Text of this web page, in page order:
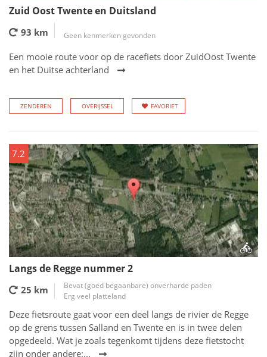
Zuid Oost Twente en Duitsland
93 km Geen kenmerken gevonden
Een mooie route voor op de racefiets door ZuidOost Twente
en het Duitse achterland
ZENDEREN OVERIJSSEL FAVORIET
7.2
Langs de Regge nummer 2
25 km
Bevat (goed begaanbare) onverharde paden
Erg veel platteland
Deze fietsroute gaat voor een deel langs de rivier de Regge
op de grens tussen Salland en Twente en is in twee delen
opgedeeld. Wat je zoals tegenkomt tijdens deze fietstocht
zijn onder andere:...